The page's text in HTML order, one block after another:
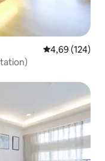
Évaluation
4,69 (124)